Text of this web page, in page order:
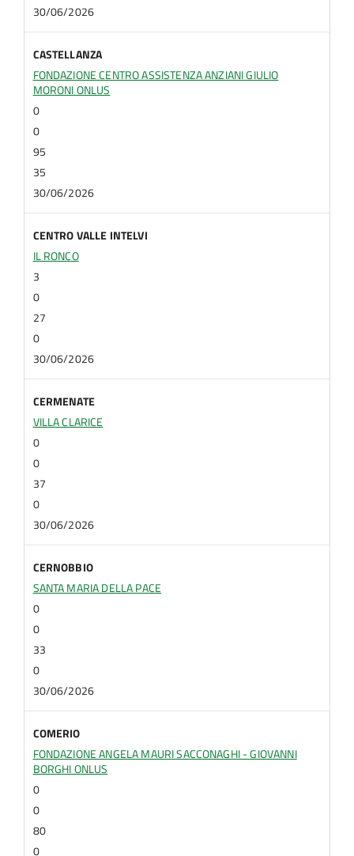
30/06/2026
CASTELLANZA
FONDAZIONE CENTRO ASSISTENZA ANZIANI GIULIO
MORONI ONLUS
0
0
95
35
30/06/2026
CENTRO VALLE INTELVI
IL RONCO
3
0
27
0
30/06/2026
CERMENATE
VILLA CLARICE
0
0
37
0
30/06/2026
CERNOBBIO
SANTA MARIA DELLA PACE
0
0
33
0
30/06/2026
COMERIO
FONDAZIONE ANGELA MAURI SACCONAGHI - GIOVANNI
BORGHI ONLUS
0
0
80
0